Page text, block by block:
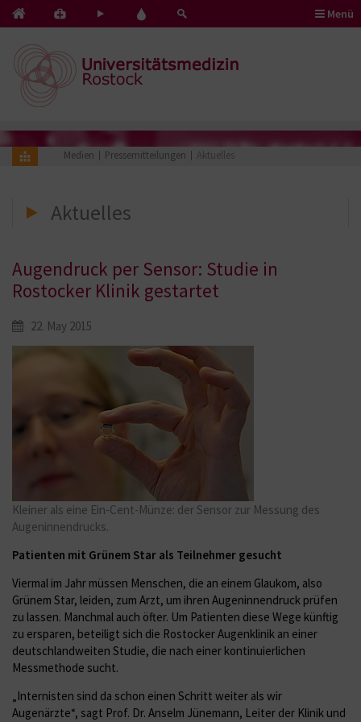
Kontakt
Notfälle
Pflege
Herz
Blut
Menü
Medien Pressemitteilungen Aktuelles
Aktuelles
Augendruck per Sensor: Studie in
Rostocker Klinik gestartet
22. May 2015
Kleiner als eine Ein-Cent-Münze: der Sensor zur Messung des
Augeninnendrucks.
Patienten mit Grünem Star als Teilnehmer gesucht
Viermal im Jahr müssen Menschen, die an einem Glaukom, also
Grünem Star, leiden, zum Arzt, um ihren Augeninnendruck prüfen
zu lassen. Manchmal auch öfter. Um Patienten diese Wege künftig
zu ersparen, beteiligt sich die Rostocker Augenklinik an einer
deutschlandweiten Studie, die nach einer kontinuierlichen
Messmethode sucht.
„Internisten sind da schon einen Schritt weiter als wir
Augenärzte“, sagt Prof. Dr. Anselm Jünemann, Leiter der Klinik und